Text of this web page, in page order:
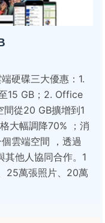
硬碟三大優惠：1.
15 GB；2. Office
從20 GB擴增到1
大幅調降70% ；消
雲端空間 ，透過
其他人協同合作。1
25萬張照片、20萬